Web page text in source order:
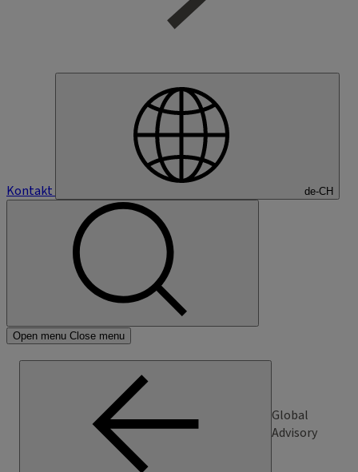
Kontakt de-CH
Open menu Close menu
Global
Advisory